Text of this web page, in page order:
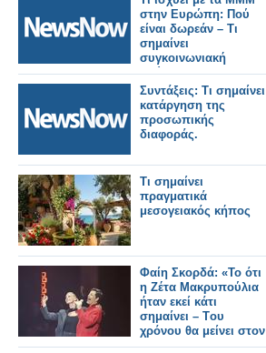
στην Ευρώπη: Πού
είναι δωρεάν – Tι
σημαίνει
συγκοινωνιακή
φτώχεια.
Συντάξεις: Τι σημαίνει
κατάργηση της
προσωπικής
διαφοράς.
Τι σημαίνει
πραγματικά
μεσογειακός κήπος
Φαίη Σκορδά: «Το ότι
η Ζέτα Μακρυπούλια
ήταν εκεί κάτι
σημαίνει – Tου
χρόνου θα μείνει στον
ΑΝΤ1»